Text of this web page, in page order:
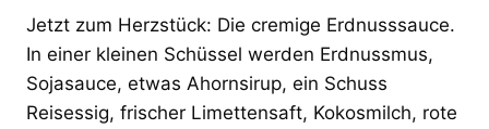
Jetzt zum Herzstück: Die cremige Erdnusssauce.
In einer kleinen Schüssel werden Erdnussmus,
Sojasauce, etwas Ahornsirup, ein Schuss
Reisessig, frischer Limettensaft, Kokosmilch, rote